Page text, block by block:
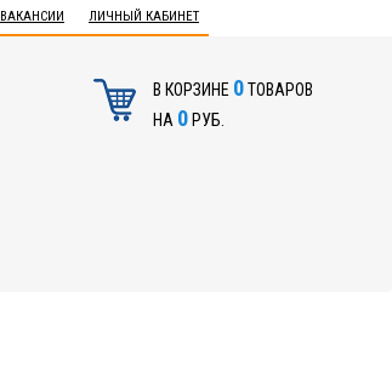
ВАКАНСИИ ЛИЧНЫЙ КАБИНЕТ
В КОРЗИНЕ 0ТОВАРОВ
НА 0РУБ.